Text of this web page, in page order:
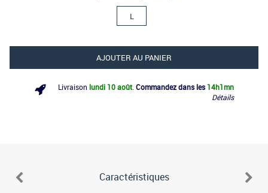
L
AJOUTER AU PANIER
Livraison lundi 10 août. Commandez dans les 14h1mn
Détails
Caractéristiques